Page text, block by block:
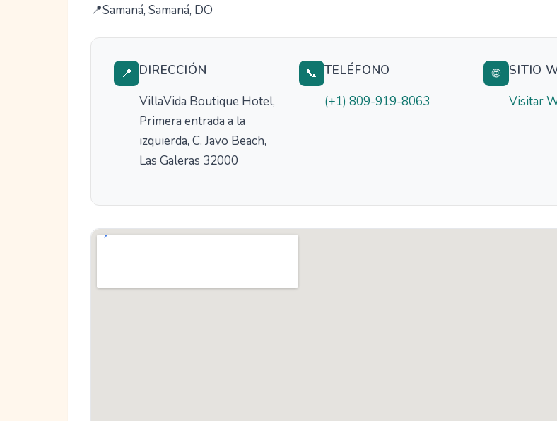
Samaná, Samaná, DO
📍 DIRECCIÓN
VillaVida Boutique Hotel,
Primera entrada a la
izquierda, C. Javo Beach,
Las Galeras 32000
📞 TELÉFONO
(+1) 809-919-8063
🌐
SITIO
Visitar